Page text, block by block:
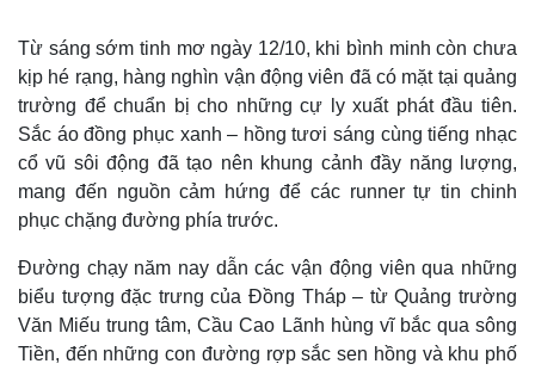
Quan sát
Cuộc sống đó đây
Hồ sơ
Video
Ảnh
E-Magazine
Infographic
Từ sáng sớm tinh mơ ngày 12/10, khi bình minh còn chưa
kịp hé rạng, hàng nghìn vận động viên đã có mặt tại quảng
trường để chuẩn bị cho những cự ly xuất phát đầu tiên.
Sắc áo đồng phục xanh – hồng tươi sáng cùng tiếng nhạc
cổ vũ sôi động đã tạo nên khung cảnh đầy năng lượng,
mang đến nguồn cảm hứng để các runner tự tin chinh
phục chặng đường phía trước.
Đường chạy năm nay dẫn các vận động viên qua những
biểu tượng đặc trưng của Đồng Tháp – từ Quảng trường
Văn Miếu trung tâm, Cầu Cao Lãnh hùng vĩ bắc qua sông
Tiền, đến những con đường rợp sắc sen hồng và khu phố